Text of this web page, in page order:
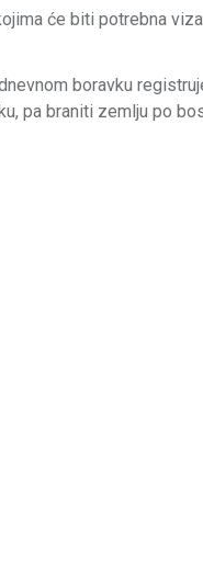
će biti potrebna
boravku
pa braniti zemlju po